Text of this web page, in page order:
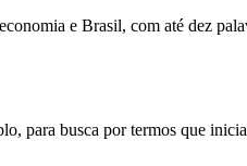
e Brasil, com até dez
para busca por termos que